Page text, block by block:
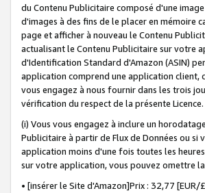
du Contenu Publicitaire composé d'une
d'images à des fins de le placer en mémoire
page et afficher à nouveau le Contenu
actualisant le Contenu Publicitaire sur votre
d'Identification Standard d'Amazon (ASIN)
application comprend une application client,
vous engagez à nous fournir dans les trois
vérification du respect de la présente Licence.
(i) Vous vous engagez à inclure un
Publicitaire à partir de Flux de Données ou si
application moins d'une fois toutes les
sur votre application, vous pouvez omettre
• [insérer le Site d'Amazon]Prix : 32,77